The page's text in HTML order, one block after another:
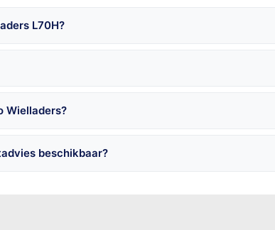
L70H?
Wielladers?
beschikbaar?